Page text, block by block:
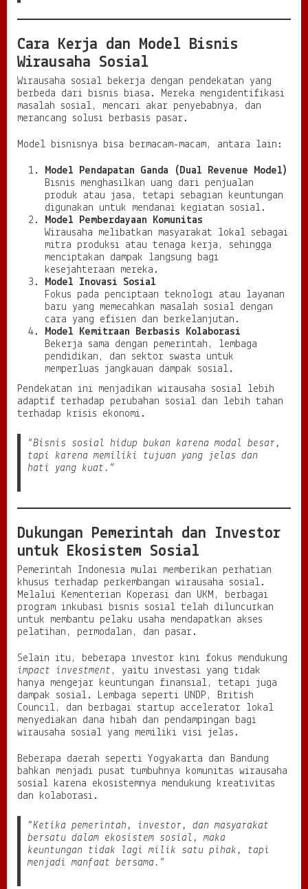
Cara Kerja dan Model Bisnis
Wirausaha Sosial
Wirausaha sosial bekerja dengan pendekatan yang
berbeda dari bisnis biasa. Mereka mengidentifikasi
masalah sosial, mencari akar penyebabnya, dan
merancang solusi berbasis pasar.
Model bisnisnya bisa bermacam-macam, antara lain:
Model Pendapatan Ganda (Dual Revenue Model)
Bisnis menghasilkan uang dari penjualan
produk atau jasa, tetapi sebagian keuntungan
digunakan untuk mendanai kegiatan sosial.
Model Pemberdayaan Komunitas
Wirausaha melibatkan masyarakat lokal sebagai
mitra produksi atau tenaga kerja, sehingga
menciptakan dampak langsung bagi
kesejahteraan mereka.
Model Inovasi Sosial
Fokus pada penciptaan teknologi atau layanan
baru yang memecahkan masalah sosial dengan
cara yang efisien dan berkelanjutan.
Model Kemitraan Berbasis Kolaborasi
Bekerja sama dengan pemerintah, lembaga
pendidikan, dan sektor swasta untuk
memperluas jangkauan dampak sosial.
Pendekatan ini menjadikan wirausaha sosial lebih
adaptif terhadap perubahan sosial dan lebih tahan
terhadap krisis ekonomi.
“Bisnis sosial hidup bukan karena modal besar,
tapi karena memiliki tujuan yang jelas dan
hati yang kuat.”
Dukungan Pemerintah dan Investor
untuk Ekosistem Sosial
Pemerintah Indonesia mulai memberikan perhatian
khusus terhadap perkembangan wirausaha sosial.
Melalui Kementerian Koperasi dan UKM, berbagai
program inkubasi bisnis sosial telah diluncurkan
untuk membantu pelaku usaha mendapatkan akses
pelatihan, permodalan, dan pasar.
Selain itu, beberapa investor kini fokus mendukung
impact investment , yaitu investasi yang tidak
hanya mengejar keuntungan finansial, tetapi juga
dampak sosial. Lembaga seperti UNDP, British
Council, dan berbagai startup accelerator lokal
menyediakan dana hibah dan pendampingan bagi
wirausaha sosial yang memiliki visi jelas.
Beberapa daerah seperti Yogyakarta dan Bandung
bahkan menjadi pusat tumbuhnya komunitas wirausaha
sosial karena ekosistemnya mendukung kreativitas
dan kolaborasi.
“Ketika pemerintah, investor, dan masyarakat
bersatu dalam ekosistem sosial, maka
keuntungan tidak lagi milik satu pihak, tapi
menjadi manfaat bersama.”